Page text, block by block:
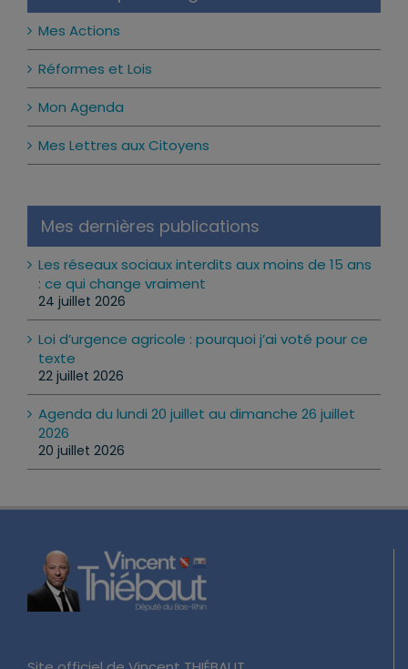
Actualité par catégories
Mes Actions
Réformes et Lois
Mon Agenda
Mes Lettres aux Citoyens
Mes dernières publications
Les réseaux sociaux interdits aux moins de 15 ans
: ce qui change vraiment
24 juillet 2026
Loi d’urgence agricole : pourquoi j’ai voté pour ce
texte
22 juillet 2026
Agenda du lundi 20 juillet au dimanche 26 juillet
2026
20 juillet 2026